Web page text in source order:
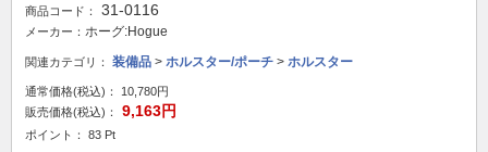
商品コード： 31-0116
メーカー： ホーグ:Hogue
関連カテゴリ： 装備品 > ホルスター/ポーチ > ホルスター
通常価格(税込)：
10,780円
販売価格(税込)：
9,163円
ポイント： 83 Pt